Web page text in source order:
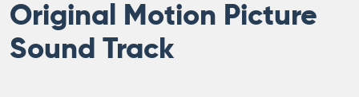
Original Motion Picture
Sound Track